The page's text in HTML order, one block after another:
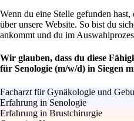
Wenn du eine Stelle gefunden
über unsere Website. So bist du
ankommt und du im
Wir glauben, dass du diese
für Senologie (m/w/d) in Siegen
Facharzt für Gynäkologie und
Erfahrung in Senologie
Erfahrung in Brustchirurgie